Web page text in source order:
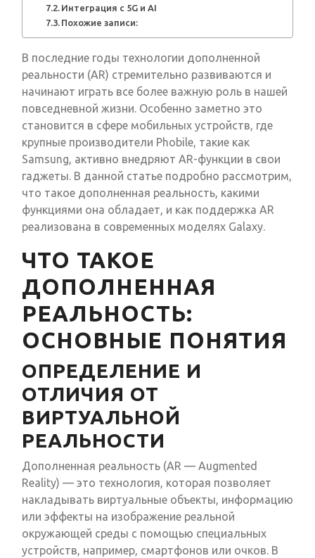
Интеграция с 5G и AI
Похожие записи:
В последние годы технологии дополненной
реальности (AR) стремительно развиваются и
начинают играть все более важную роль в нашей
повседневной жизни. Особенно заметно это
становится в сфере мобильных устройств, где
крупные производители Phobile, такие как
Samsung, активно внедряют AR-функции в свои
гаджеты. В данной статье подробно рассмотрим,
что такое дополненная реальность, какими
функциями она обладает, и как поддержка AR
реализована в современных моделях Galaxy.
ЧТО ТАКОЕ
ДОПОЛНЕННАЯ
РЕАЛЬНОСТЬ:
ОСНОВНЫЕ ПОНЯТИЯ
ОПРЕДЕЛЕНИЕ И
ОТЛИЧИЯ ОТ
ВИРТУАЛЬНОЙ
РЕАЛЬНОСТИ
Дополненная реальность (AR — Augmented
Reality) — это технология, которая позволяет
накладывать виртуальные объекты, информацию
или эффекты на изображение реальной
окружающей среды с помощью специальных
устройств, например, смартфонов или очков. В